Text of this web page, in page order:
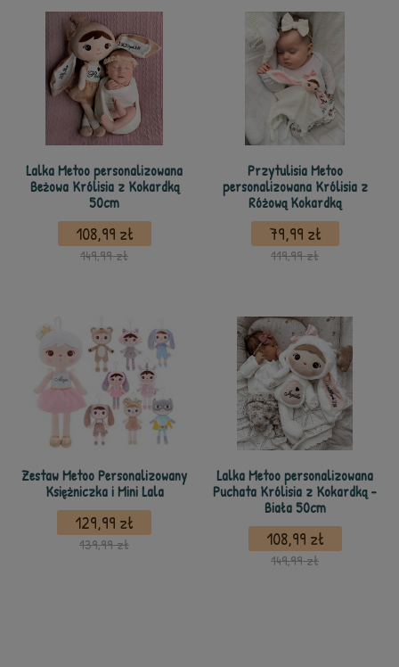
Lalka Metoo personalizowana
Beżowa Królisia z Kokardką
50cm
108,99 zł
149,99 zł
Przytulisia Metoo
personalizowana Królisia z
Różową Kokardką
79,99 zł
119,99 zł
Zestaw Metoo Personalizowany
Księżniczka i Mini Lala
129,99 zł
139,99 zł
Lalka Metoo personalizowana
Puchata Królisia z Kokardką -
Biała 50cm
108,99 zł
149,99 zł